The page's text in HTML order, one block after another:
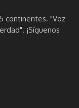
continentes. "Voz
¡Síguenos